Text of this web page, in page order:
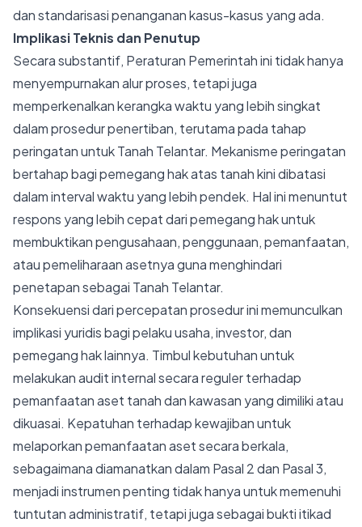
dan standarisasi penanganan kasus-kasus yang ada.
Implikasi Teknis dan Penutup
Secara substantif, Peraturan Pemerintah ini tidak hanya
menyempurnakan alur proses, tetapi juga
memperkenalkan kerangka waktu yang lebih singkat
dalam prosedur penertiban, terutama pada tahap
peringatan untuk Tanah Telantar. Mekanisme peringatan
bertahap bagi pemegang hak atas tanah kini dibatasi
dalam interval waktu yang lebih pendek. Hal ini menuntut
respons yang lebih cepat dari pemegang hak untuk
membuktikan pengusahaan, penggunaan, pemanfaatan,
atau pemeliharaan asetnya guna menghindari
penetapan sebagai Tanah Telantar.
Konsekuensi dari percepatan prosedur ini memunculkan
implikasi yuridis bagi pelaku usaha, investor, dan
pemegang hak lainnya. Timbul kebutuhan untuk
melakukan audit internal secara reguler terhadap
pemanfaatan aset tanah dan kawasan yang dimiliki atau
dikuasai. Kepatuhan terhadap kewajiban untuk
melaporkan pemanfaatan aset secara berkala,
sebagaimana diamanatkan dalam Pasal 2 dan Pasal 3,
menjadi instrumen penting tidak hanya untuk memenuhi
tuntutan administratif, tetapi juga sebagai bukti itikad